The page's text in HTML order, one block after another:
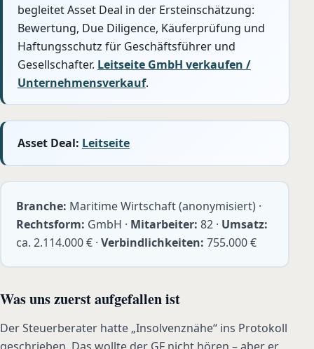
begleitet Asset Deal in der Ersteinschätzung:
Bewertung, Due Diligence, Käuferprüfung und
Haftungsschutz für Geschäftsführer und
Gesellschafter. Leitseite GmbH verkaufen /
Unternehmensverkauf.
Asset Deal: Leitseite
Branche: Maritime Wirtschaft (anonymisiert) ·
Rechtsform: GmbH · Mitarbeiter: 82 · Umsatz:
ca. 2.114.000 € · Verbindlichkeiten: 755.000 €
Was uns zuerst aufgefallen ist
Der Steuerberater hatte „Insolvenznähe“ ins Protokoll